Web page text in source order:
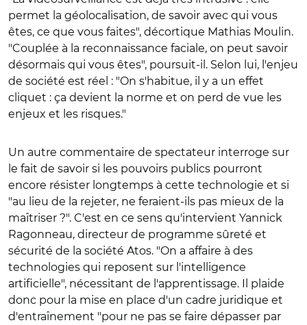
permet la géolocalisation, de savoir avec qui vous
êtes, ce que vous faites", décortique Mathias Moulin.
"Couplée à la reconnaissance faciale, on peut savoir
désormais qui vous êtes", poursuit-il. Selon lui, l'enjeu
de société est réel : "On s'habitue, il y a un effet
cliquet : ça devient la norme et on perd de vue les
enjeux et les risques."
Un autre commentaire de spectateur interroge sur
le fait de savoir si les pouvoirs publics pourront
encore résister longtemps à cette technologie et si
"au lieu de la rejeter, ne feraient-ils pas mieux de la
maîtriser ?". C'est en ce sens qu'intervient Yannick
Ragonneau, directeur de programme sûreté et
sécurité de la société Atos. "On a affaire à des
technologies qui reposent sur l'intelligence
artificielle", nécessitant de l'apprentissage. Il plaide
donc pour la mise en place d'un cadre juridique et
d'entraînement "pour ne pas se faire dépasser par